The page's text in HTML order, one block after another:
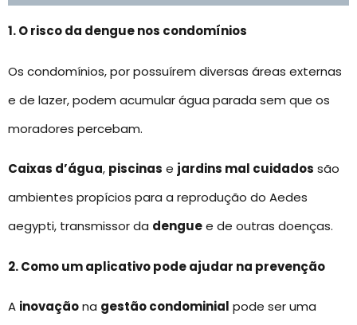
1. O risco da dengue nos condomínios
Os condomínios, por possuírem diversas áreas externas
e de lazer, podem acumular água parada sem que os
moradores percebam.
Caixas d’água, piscinas e jardins mal cuidados são
ambientes propícios para a reprodução do Aedes
aegypti, transmissor da denguee de outras doenças.
2. Como um aplicativo pode ajudar na prevenção
A inovaçãona gestão condominial pode ser uma